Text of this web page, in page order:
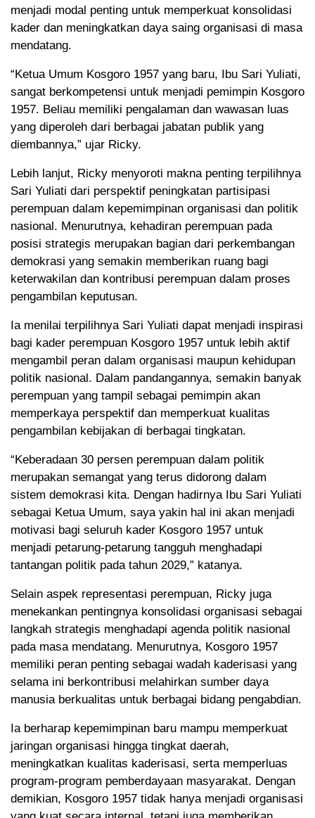
menjadi modal penting untuk memperkuat konsolidasi
kader dan meningkatkan daya saing organisasi di masa
mendatang.
“Ketua Umum Kosgoro 1957 yang baru, Ibu Sari Yuliati,
sangat berkompetensi untuk menjadi pemimpin Kosgoro
1957. Beliau memiliki pengalaman dan wawasan luas
yang diperoleh dari berbagai jabatan publik yang
diembannya,” ujar Ricky.
Lebih lanjut, Ricky menyoroti makna penting terpilihnya
Sari Yuliati dari perspektif peningkatan partisipasi
perempuan dalam kepemimpinan organisasi dan politik
nasional. Menurutnya, kehadiran perempuan pada
posisi strategis merupakan bagian dari perkembangan
demokrasi yang semakin memberikan ruang bagi
keterwakilan dan kontribusi perempuan dalam proses
pengambilan keputusan.
Ia menilai terpilihnya Sari Yuliati dapat menjadi inspirasi
bagi kader perempuan Kosgoro 1957 untuk lebih aktif
mengambil peran dalam organisasi maupun kehidupan
politik nasional. Dalam pandangannya, semakin banyak
perempuan yang tampil sebagai pemimpin akan
memperkaya perspektif dan memperkuat kualitas
pengambilan kebijakan di berbagai tingkatan.
“Keberadaan 30 persen perempuan dalam politik
merupakan semangat yang terus didorong dalam
sistem demokrasi kita. Dengan hadirnya Ibu Sari Yuliati
sebagai Ketua Umum, saya yakin hal ini akan menjadi
motivasi bagi seluruh kader Kosgoro 1957 untuk
menjadi petarung-petarung tangguh menghadapi
tantangan politik pada tahun 2029,” katanya.
Selain aspek representasi perempuan, Ricky juga
menekankan pentingnya konsolidasi organisasi sebagai
langkah strategis menghadapi agenda politik nasional
pada masa mendatang. Menurutnya, Kosgoro 1957
memiliki peran penting sebagai wadah kaderisasi yang
selama ini berkontribusi melahirkan sumber daya
manusia berkualitas untuk berbagai bidang pengabdian.
Ia berharap kepemimpinan baru mampu memperkuat
jaringan organisasi hingga tingkat daerah,
meningkatkan kualitas kaderisasi, serta memperluas
program-program pemberdayaan masyarakat. Dengan
demikian, Kosgoro 1957 tidak hanya menjadi organisasi